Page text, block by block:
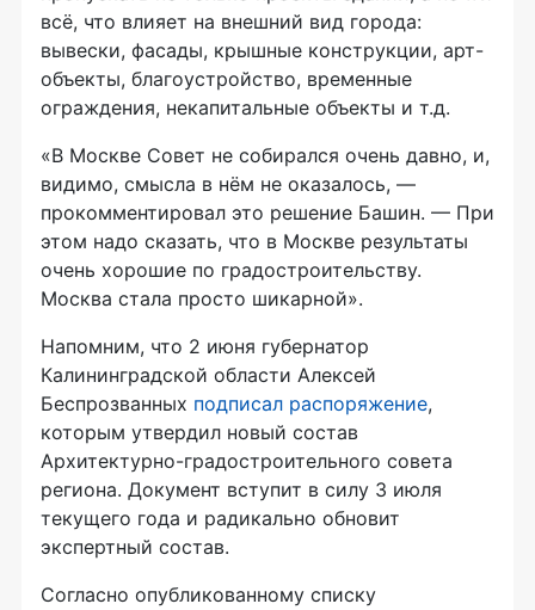
всё, что влияет на внешний вид города:
вывески, фасады, крышные конструкции, арт-
объекты, благоустройство, временные
ограждения, некапитальные объекты и т.д.
«В Москве Совет не собирался очень давно, и,
видимо, смысла в нём не оказалось, —
прокомментировал это решение Башин. — При
этом надо сказать, что в Москве результаты
очень хорошие по градостроительству.
Москва стала просто шикарной».
Напомним, что 2 июня губернатор
Калининградской области Алексей
Беспрозванных подписал распоряжение,
которым утвердил новый состав
Архитектурно-градостроительного совета
региона. Документ вступит в силу 3 июля
текущего года и радикально обновит
экспертный состав.
Согласно опубликованному списку